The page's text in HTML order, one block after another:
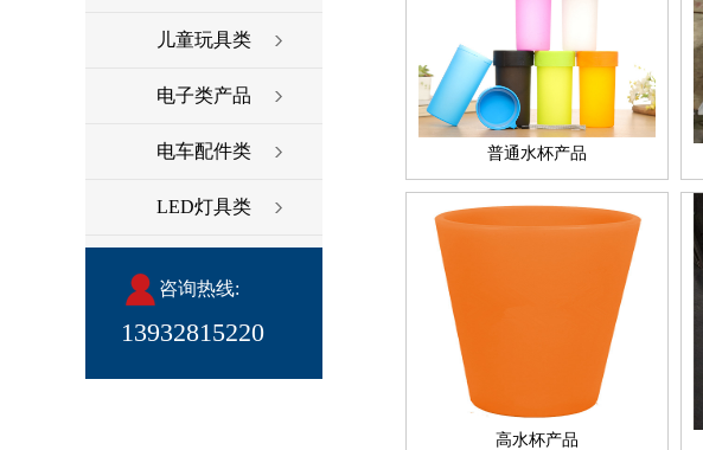
儿童玩具类
电子类产品
电车配件类
LED灯具类
咨询热线:
13932815220
普通水杯产品
高水杯产品